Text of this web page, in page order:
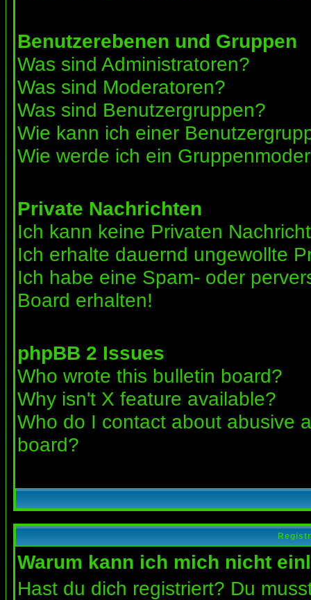
Benutzerebenen und Gruppen
Was sind Administratoren?
Was sind Moderatoren?
Was sind Benutzergruppen?
Wie kann ich einer
Wie werde ich ein
Private Nachrichten
Ich kann keine Privaten
Ich erhalte dauernd ungewollte
Ich habe eine Spam- oder
Board erhalten!
phpBB 2 Issues
Who wrote this bulletin board?
Why isn't X feature available?
Who do I contact about abusive
board?
Warum kann ich mich nicht
Hast du dich registriert? Du